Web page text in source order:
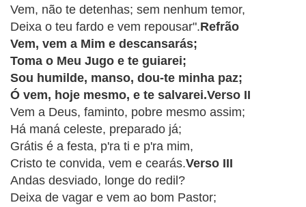
HINOS
CRISTÃOS
TEORIA
MUSICAL
MINI
DOC
REVIEW
Vem, não te detenhas; sem nenhum temor,
Deixa o teu fardo e vem repousar".Refrão
Vem, vem a Mim e descansarás;
Toma o Meu Jugo e te guiarei;
Sou humilde, manso, dou-te minha paz;
Ó vem, hoje mesmo, e te salvarei.Verso II
Vem a Deus, faminto, pobre mesmo assim;
Há maná celeste, preparado já;
Grátis é a festa, p'ra ti e p'ra mim,
Cristo te convida, vem e cearás.Verso III
Andas desviado, longe do redil?
Deixa de vagar e vem ao bom Pastor;